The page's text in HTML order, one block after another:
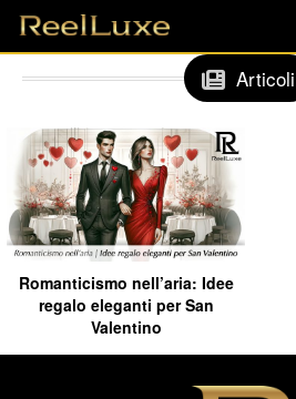
Articoli
Romanticismo nell’aria: Idee
regalo eleganti per San
Valentino